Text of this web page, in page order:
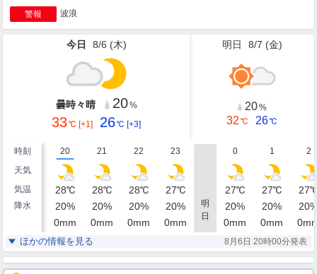
警報 波浪
今日 8/6 (木)
曇時々晴 20%
33℃ [+1] 26℃ [+3]
明日 8/7 (金)
20%
32 ℃ 26℃
時刻 20 21 22 23
明
日
0 1
2
天気
気温
28℃ 28℃ 28℃ 27℃ 27℃ 27℃ 27
降水 20% 20% 20% 20% 20% 20% 20
0mm 0mm 0mm 0mm 0mm 0mm 0
湿度 84 % 88% 89% 88
風
東南東
5m/s
東南東
5m/s
東南東
5m/s
東南東
5m/s
東南東
5m/s
東南東
4m/s
東南
5m/
ほかの情報を見る 8月6日 20時00分発表